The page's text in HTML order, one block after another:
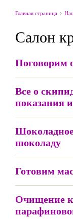
Главная страница
Салон
Поговорим
Все о
показания
шоколаду
Готовим
Очищение